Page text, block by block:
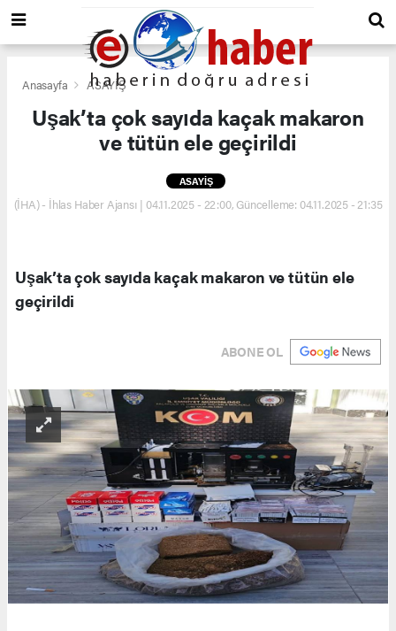
Anasayfa ASAYİŞ
Uşak’ta çok sayıda kaçak makaron
ve tütün ele geçirildi
ASAYİŞ
(İHA) - İhlas Haber Ajansı | 04.11.2025 - 22:00, Güncelleme: 04.11.2025 - 21:35
Uşak’ta çok sayıda kaçak makaron ve tütün ele
geçirildi
ABONE OL